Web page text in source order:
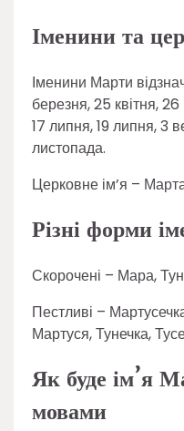
Іменини та
Іменини Марти
березня, 25 квітня,
17 липня, 19 липня, 3
листопада.
Церковне ім’я –
Різні форми
Скорочені – Мара,
Пестливі –
Мартуся, Тунечка,
Як буде ім’я
мовами